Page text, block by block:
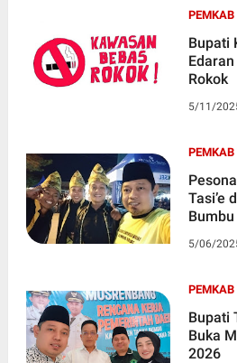
PEMKAB
Bupati
Rokok
5/11/
Tasi’e
5/06/
Bupati
Buka
2026